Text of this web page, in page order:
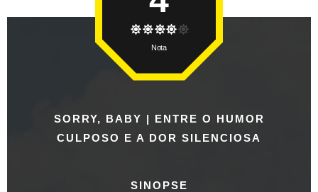
SORRY, BABY | ENTRE O HUMOR
CULPOSO E A DOR SILENCIOSA
SINOPSE
Nota